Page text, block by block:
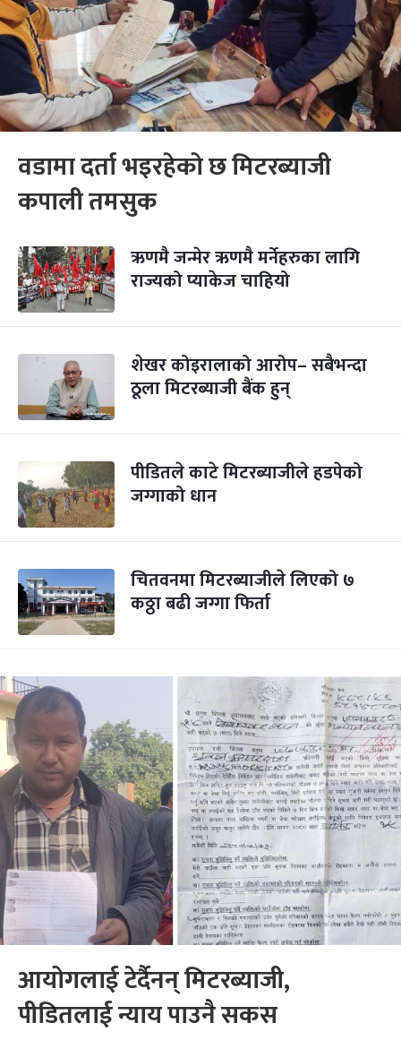
वडामा दर्ता भइरहेको छ मिटरब्याजी
कपाली तमसुक
ऋणमै जन्मेर ऋणमै मर्नेहरुका लागि
राज्यको प्याकेज चाहियो
शेखर कोइरालाको आरोप– सबैभन्दा
ठूला मिटरब्याजी बैंक हुन्
पीडितले काटे मिटरब्याजीले हडपेको
जग्गाको धान
चितवनमा मिटरब्याजीले लिएको ७
कठ्ठा बढी जग्गा फिर्ता
आयोगलाई टेर्दैनन् मिटरब्याजी,
पीडितलाई न्याय पाउनै सकस